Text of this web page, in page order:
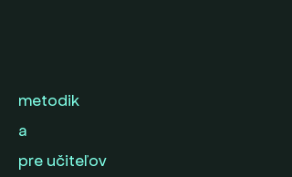
metodik
a
pre učiteľov